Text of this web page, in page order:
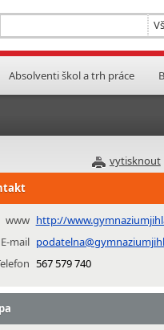
Absolventi škol a trh práce
vytisknout
www http://
E-mail
567 579 740